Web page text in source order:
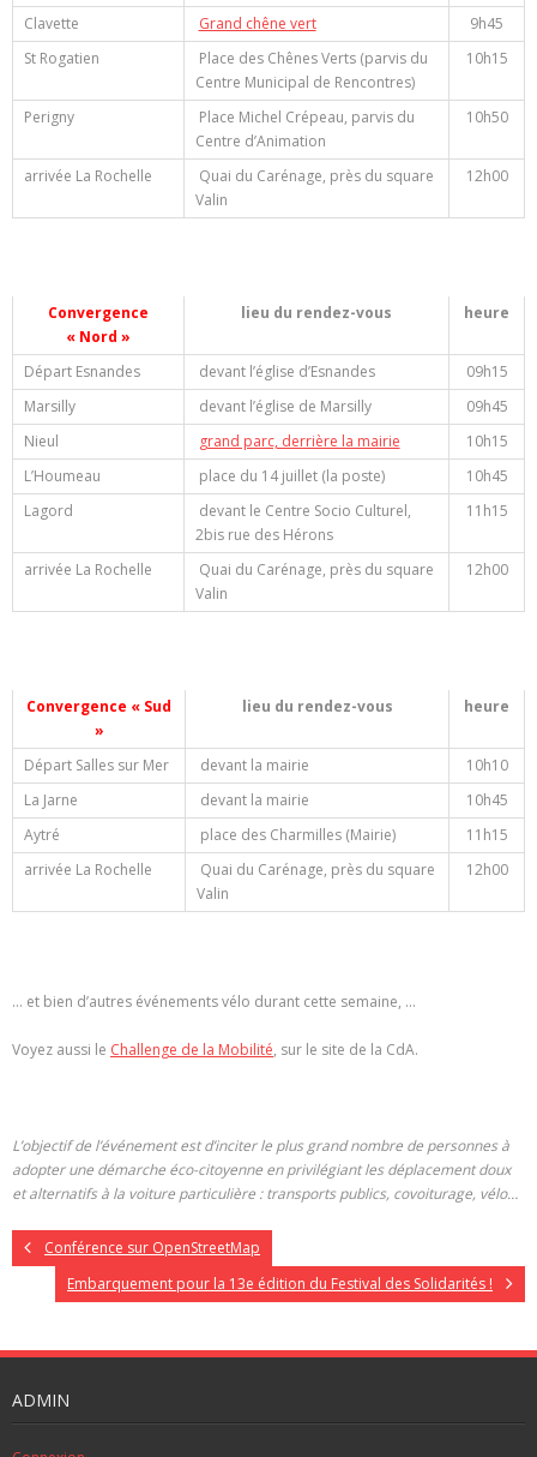
Clavette
Grand chêne vert
9h45
St Rogatien
Place des Chênes Verts (parvis du
Centre Municipal de Rencontres)
10h15
Perigny
Place Michel Crépeau, parvis du
Centre d’Animation
10h50
arrivée La Rochelle
Quai du Carénage, près du square
Valin
12h00
Convergence
« Nord »
lieu du rendez-vous heure
Départ Esnandes devant l’église d’Esnandes
09h15
Marsilly
devant l’église de Marsilly
09h45
Nieul
grand parc, derrière la mairie
10h15
L’Houmeau
place du 14 juillet (la poste)
10h45
Lagord
devant le Centre Socio Culturel,
2bis rue des Hérons
11h15
arrivée La Rochelle
Quai du Carénage, près du square
Valin
12h00
Convergence « Sud
»
lieu du rendez-vous heure
Départ Salles sur Mer devant la mairie
10h10
La Jarne
devant la mairie
10h45
Aytré
place des Charmilles (Mairie)
11h15
arrivée La Rochelle
Quai du Carénage, près du square
Valin
12h00
… et bien d’autres événements vélo durant cette semaine, …
Voyez aussi le Challenge de la Mobilité, sur le site de la CdA.
L’objectif de l’événement est d’inciter le plus grand nombre de personnes à
adopter une démarche éco-citoyenne en privilégiant les déplacement doux
et alternatifs à la voiture particulière : transports publics, covoiturage, vélo…
Conférence sur OpenStreetMap
Embarquement pour la 13e édition du Festival des Solidarités !
ADMIN